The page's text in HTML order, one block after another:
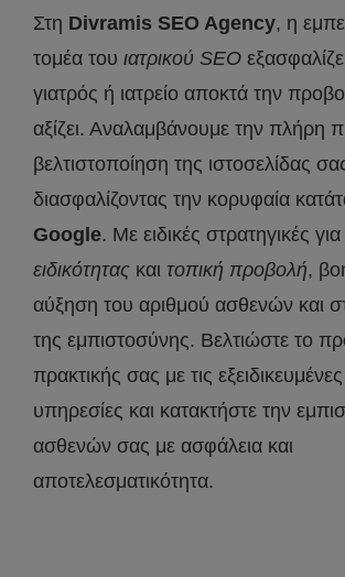
Στη Divramis SEO Agency, η
τομέα του ιατρικού SEO
γιατρός ή ιατρείο αποκτά την
αξίζει. Αναλαμβάνουμε την πλήρη
βελτιστοποίηση της ιστοσελίδας
διασφαλίζοντας την κορυφαία
Google. Με ειδικές στρατηγικές για
ειδικότητας και τοπική προβολή,
αύξηση του αριθμού ασθενών και
της εμπιστοσύνης. Βελτιώστε το
πρακτικής σας με τις
υπηρεσίες και κατακτήστε την
ασθενών σας με ασφάλεια και
αποτελεσματικότητα.